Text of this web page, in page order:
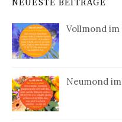
NEUESTE BEITRÄGE
Vollmond im
Neumond im